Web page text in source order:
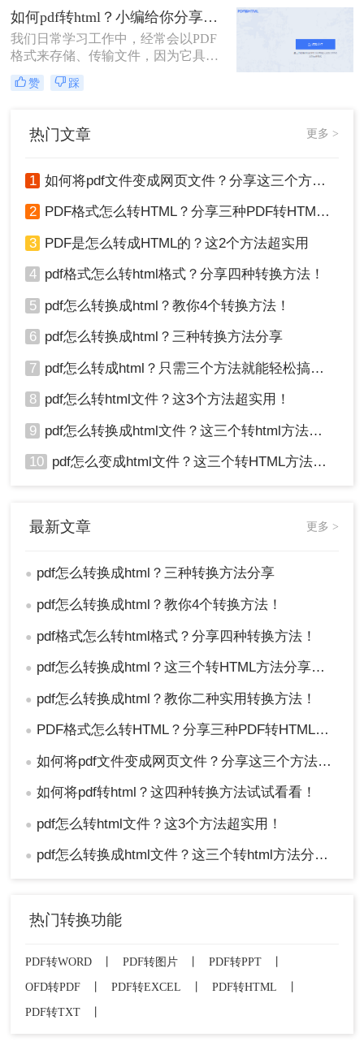
加载的速度很快，而且能不受到软件
的制约，直接在网页上就能查看，与
此同时还能方便文件的共享访问，只
需一个链接就能实现查看,下面我们就
来分享如何将PDF转换成HTML方法
吧！
如何pdf转html？小编给你分享这个方法！
我们日常学习工作中，经常会以PDF
格式来存储、传输文件，因为它具有
良好的稳定性以及兼容性。在需要编
辑PDF内容的时候，我们往往会将
想要编辑网页模板，就会将PDF转换
成HTML格式。
赞 踩
热门文章 更多 >
1 如何将pdf文件变成网页文件？分享这三个方法给大家！
2 PDF格式怎么转HTML？分享三种PDF转HTML的方法
3 PDF是怎么转成HTML的？这2个方法超实用
4 pdf格式怎么转html格式？分享四种转换方法！
5 pdf怎么转换成html？教你4个转换方法！
6 pdf怎么转换成html？三种转换方法分享
7 pdf怎么转成html？只需三个方法就能轻松搞定！
8 pdf怎么转html文件？这3个方法超实用！
9 pdf怎么转换成html文件？这三个转html方法分享给你！
10 pdf怎么变成html文件？这三个转HTML方法分享给你！
最新文章 更多 >
● pdf怎么转换成html？三种转换方法分享
● pdf怎么转换成html？教你4个转换方法！
● pdf格式怎么转html格式？分享四种转换方法！
● pdf怎么转换成html？这三个转HTML方法分享给你！
● pdf怎么转换成html？教你二种实用转换方法！
● PDF格式怎么转HTML？分享三种PDF转HTML的方法
● 如何将pdf文件变成网页文件？分享这三个方法给大家！
● 如何将pdf转html？这四种转换方法试试看看！
● pdf怎么转html文件？这3个方法超实用！
● pdf怎么转换成html文件？这三个转html方法分享给你！
热门转换功能
PDF转WORD PDF转图片 PDF转PPT
OFD转PDF
PDF转EXCEL PDF转HTML
PDF转TXT
丨